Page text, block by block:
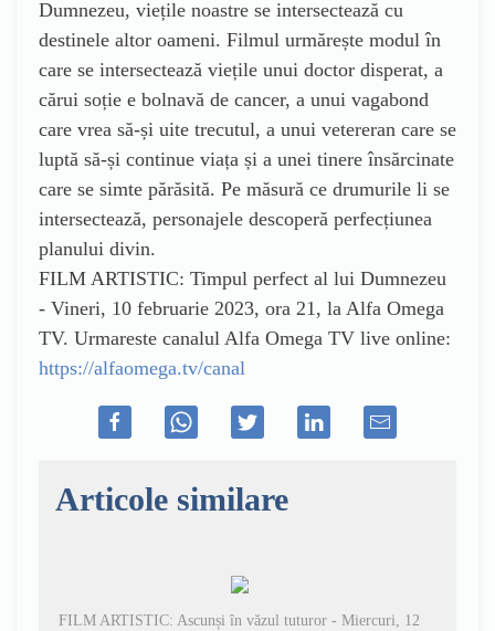
Dumnezeu, viețile noastre se intersectează cu
destinele altor oameni. Filmul urmărește modul în
care se intersectează viețile unui doctor disperat, a
cărui soție e bolnavă de cancer, a unui vagabond
care vrea să-și uite trecutul, a unui vetereran care se
luptă să-și continue viața și a unei tinere însărcinate
care se simte părăsită. Pe măsură ce drumurile li se
intersectează, personajele descoperă perfecțiunea
planului divin.
FILM ARTISTIC: Timpul perfect al lui Dumnezeu
- Vineri, 10 februarie 2023, ora 21, la Alfa Omega
TV. Urmareste canalul Alfa Omega TV live online:
https://alfaomega.tv/canal
Articole similare
FILM ARTISTIC: Ascunși în văzul tuturor - Miercuri, 12